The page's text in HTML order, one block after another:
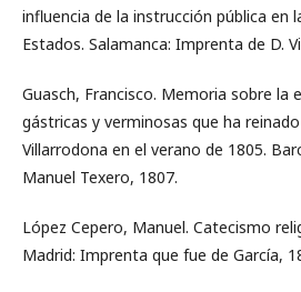
influencia de la instrucción pública en
Estados. Salamanca: Imprenta de D.
Guasch, Francisco. Memoria sobre la
gástricas y verminosas que ha
Villarrodona en el verano de 1805.
Manuel Texero, 1807.
López Cepero, Manuel. Catecismo
Madrid: Imprenta que fue de García,